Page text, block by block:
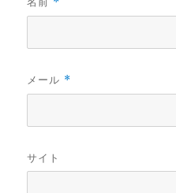
メール *
サイト